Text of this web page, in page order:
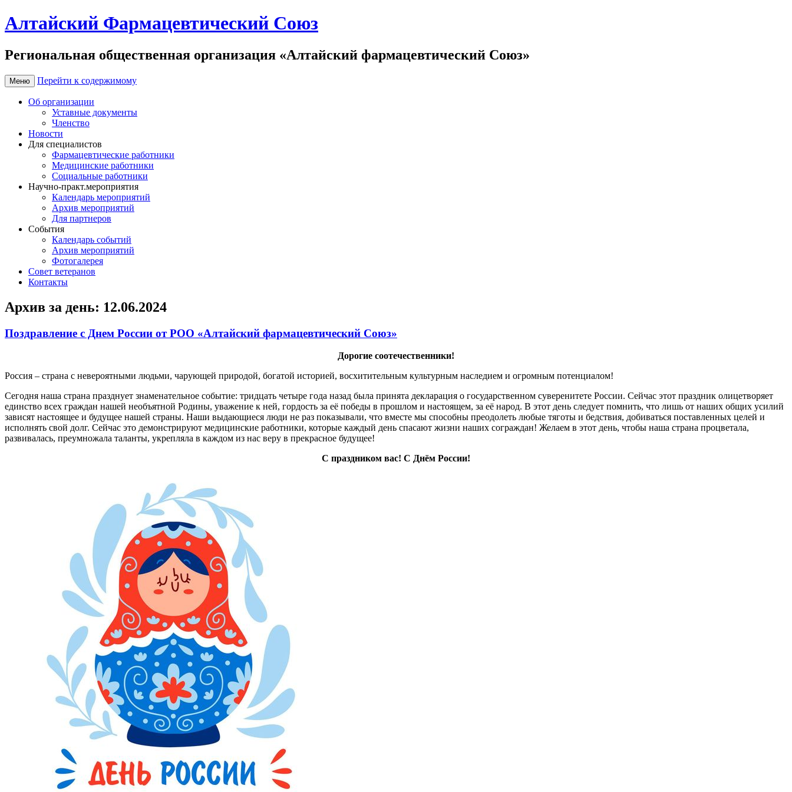
Алтайский Фармацевтический Союз
Региональная общественная организация «Алтайский фармацевтический Союз»
Меню Перейти к содержимому
Об организации
Уставные документы
Членство
Новости
Для специалистов
Фармацевтические работники
Медицинские работники
Социальные работники
Научно-практ.мероприятия
Календарь мероприятий
Архив мероприятий
Для партнеров
События
Календарь событий
Архив мероприятий
Фотогалерея
Совет ветеранов
Контакты
Архив за день: 12.06.2024
Поздравление с Днем России от РОО «Алтайский фармацевтический Союз»
Дорогие соотечественники!
Россия – страна с невероятными людьми, чарующей природой, богатой историей, восхитительным культурным наследием и огромным потенциалом!
Сегодня наша страна празднует знаменательное событие: тридцать четыре года назад была принята декларация о государственном суверенитете России. Сейчас этот праздник олицетворяет
единство всех граждан нашей необъятной Родины, уважение к ней, гордость за её победы в прошлом и настоящем, за её народ. В этот день следует помнить, что лишь от наших общих усилий
зависят настоящее и будущее нашей страны. Наши выдающиеся люди не раз показывали, что вместе мы способны преодолеть любые тяготы и бедствия, добиваться поставленных целей и
исполнять свой долг. Сейчас это демонстрируют медицинские работники, которые каждый день спасают жизни наших сограждан! Желаем в этот день, чтобы наша страна процветала,
развивалась, преумножала таланты, укрепляла в каждом из нас веру в прекрасное будущее!
С праздником вас! С Днём России!